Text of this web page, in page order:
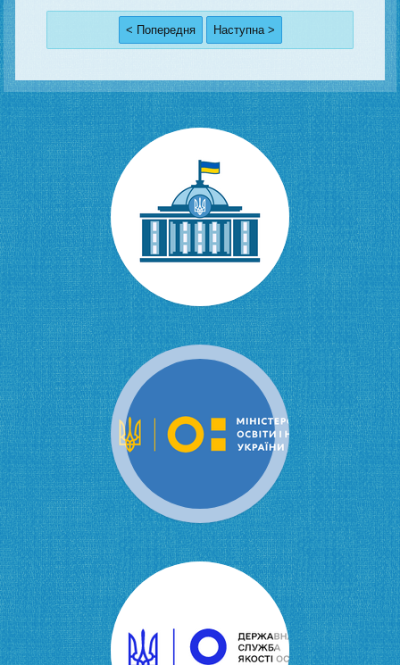
< Попередня Наступна >